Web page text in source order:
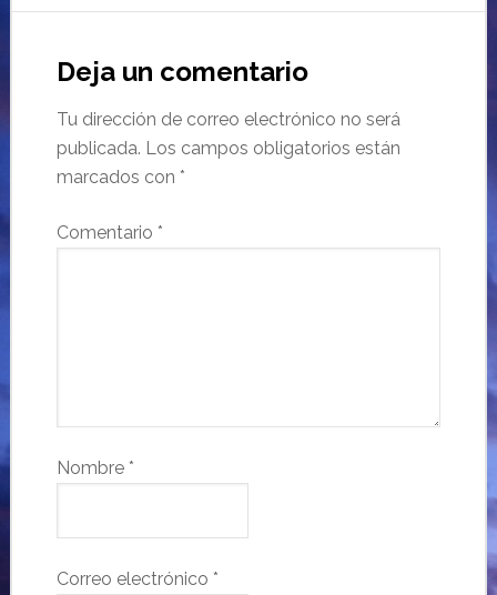
Deja un comentario
Tu dirección de correo electrónico no será
publicada. Los campos obligatorios están
marcados con *
Comentario *
Nombre *
Correo electrónico *